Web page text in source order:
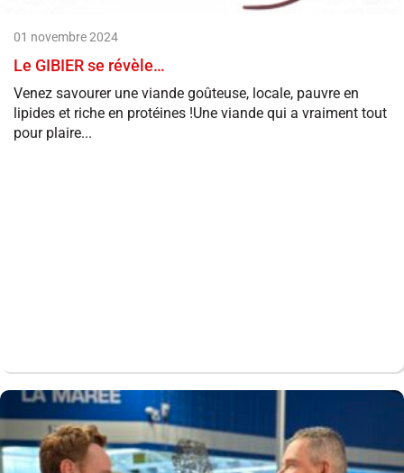
01 novembre 2024
Le GIBIER se révèle…
Venez savourer une viande goûteuse, locale, pauvre en
lipides et riche en protéines !Une viande qui a vraiment tout
pour plaire...